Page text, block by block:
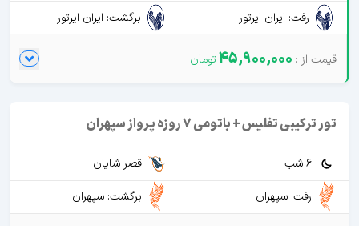
رفت: ایران ایرتور
برگشت: ایران ایرتور
45,900,000
تور ترکیبی تفلیس + باتومی 7 روزه پرواز سپهران
6 شب
قصر شایان
رفت: سپهران
برگشت: سپهران